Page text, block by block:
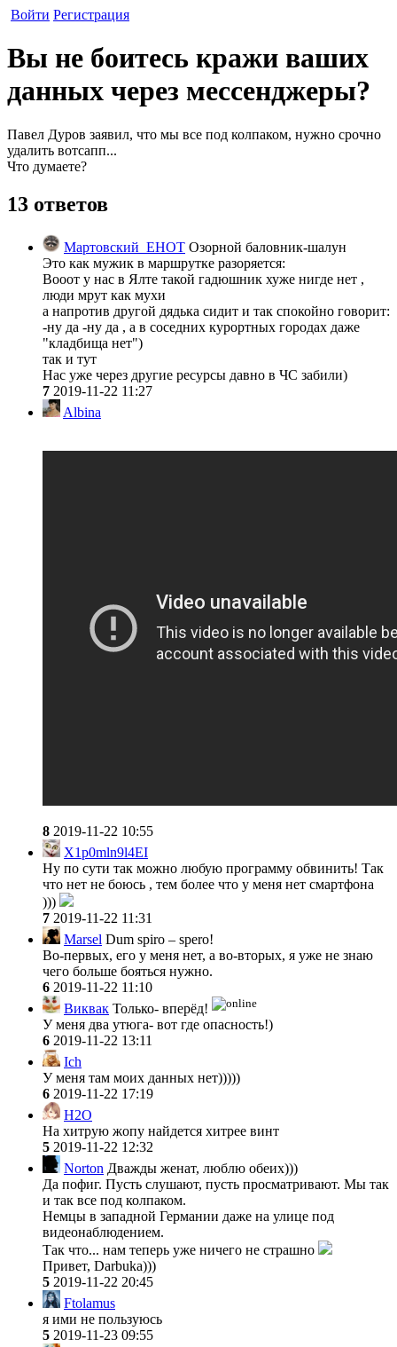
Войти Регистрация
Вы не боитесь кражи ваших
данных через мессенджеры?
Павел Дуров заявил, что мы все под колпаком, нужно срочно
удалить вотсапп...
Что думаете?
13 ответов
Мартовский_ЕНОТ Озорной баловник-шалун
Это как мужик в маршрутке разоряется:
Вооот у нас в Ялте такой гадюшник хуже нигде нет ,
люди мрут как мухи
а напротив другой дядька сидит и так спокойно говорит:
-ну да -ну да , а в соседних курортных городах даже
"кладбища нет")
так и тут
Нас уже через другие ресурсы давно в ЧС забили)
7 2019-11-22 11:27
Albina
8 2019-11-22 10:55
X1p0mln9l4EI
Ну по сути так можно любую программу обвинить! Так
что нет не боюсь , тем более что у меня нет смартфона
)))
7 2019-11-22 11:31
Marsel Dum spiro – spero!
Во-первых, его у меня нет, а во-вторых, я уже не знаю
чего больше бояться нужно.
6 2019-11-22 11:10
Виквак Только- вперёд!
У меня два утюга- вот где опасность!)
6 2019-11-22 13:11
Ich
У меня там моих данных нет)))))
6 2019-11-22 17:19
H2O
На хитрую жопу найдется хитрее винт
5 2019-11-22 12:32
Norton Дважды женат, люблю обеих)))
Да пофиг. Пусть слушают, пусть просматривают. Мы так
и так все под колпаком.
Немцы в западной Германии даже на улице под
видеонаблюдением.
Так что... нам теперь уже ничего не страшно
Привет, Darbuka)))
5 2019-11-22 20:45
Ftolamus
я ими не пользуюсь
5 2019-11-23 09:55